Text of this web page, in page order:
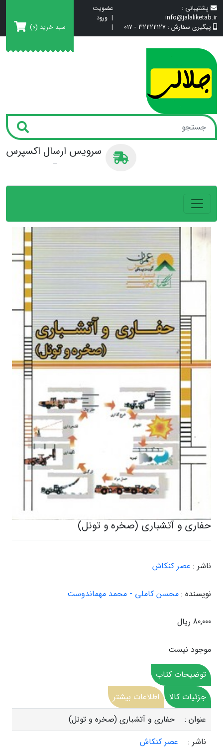
پشتیبانی :
info@jalaliketab.ir
پیگیری سفارش : 32222127 - 017
عضویت
| ورود
|
سبد خرید (0)
سرویس ارسال اکسپرس
حفاری و آتشباری (صخره و تونل)
ناشر : عصر کنکاش
نویسنده : محسن کاملی - محمد مهماندوست
80,000 ریال
موجود نیست
توضیحات کتاب
جزئیات کالا
اطلاعات بیشتر
عنوان :
حفاری و آتشباری (صخره و تونل)
ناشر :
عصر کنکاش